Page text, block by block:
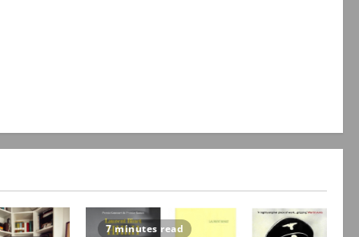
7 minutes read